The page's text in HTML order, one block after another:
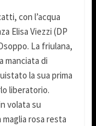
con l’acqua
Elisa Viezzi (DP
La friulana,
manciata di
la sua prima
liberatorio.
volata su
maglia rosa resta